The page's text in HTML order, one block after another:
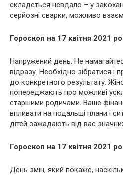
складеться невдало – у
серйозні сварки, можливо
Гороскоп на 17 квітня 2021
Напружений день. Не
відразу. Необхідно зібратися і
до конкретного результату.
попереджають про можливі
старшими родичами. Ваше
впливати на подальші плани і
дітей зажадають від вас
Гороскоп на 17 квітня 2021
День змін, який покаже,